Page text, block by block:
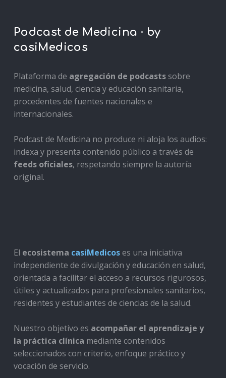
Podcast de Medicina · by
casiMedicos
Plataforma de agregación de podcastssobre
medicina, salud, ciencia y educación sanitaria,
procedentes de fuentes nacionales e
internacionales.
Podcast de Medicina no produce ni aloja los audios:
indexa y presenta contenido público a través de
feeds oficiales, respetando siempre la autoría
original.
El ecosistema casiMedicoses una iniciativa
independiente de divulgación y educación en salud,
orientada a facilitar el acceso a recursos rigurosos,
útiles y actualizados para profesionales sanitarios,
residentes y estudiantes de ciencias de la salud.
Nuestro objetivo es acompañar el aprendizaje y
la práctica clínica mediante contenidos
seleccionados con criterio, enfoque práctico y
vocación de servicio.